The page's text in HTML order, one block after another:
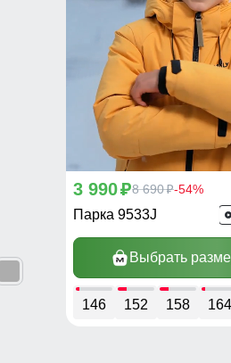
3 990p8 690p-54%
Парка 9533J
Выбрать
146 152 158 164